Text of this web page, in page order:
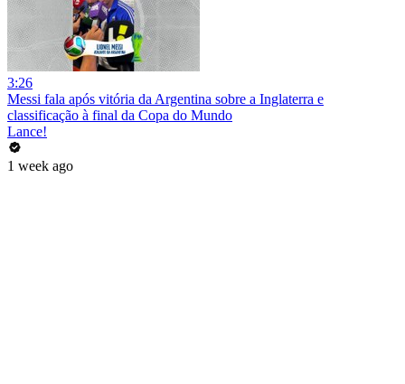
3:26
Messi fala após vitória da Argentina sobre a Inglaterra e
classificação à final da Copa do Mundo
Lance!
1 week ago